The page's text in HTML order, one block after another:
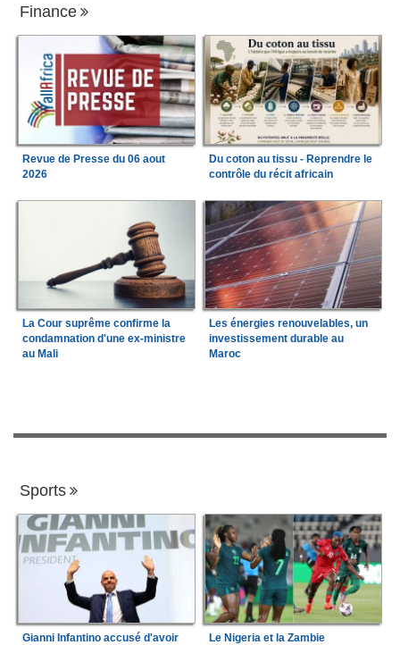
Finance
Revue de Presse du 06 aout
2026
Du coton au tissu - Reprendre le
contrôle du récit africain
La Cour suprême confirme la
condamnation d'une ex-ministre
au Mali
Les énergies renouvelables, un
investissement durable au
Maroc
Sports
Gianni Infantino accusé d'avoir
Le Nigeria et la Zambie